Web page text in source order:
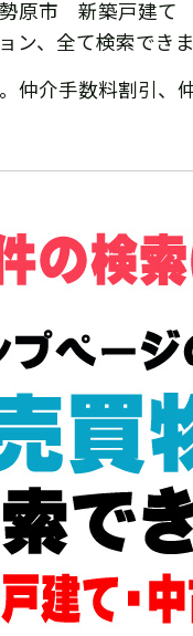
市 新築戸建て 物
ン、全て検索できま
介手数料割引、